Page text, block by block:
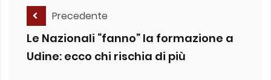
Precedente
Le Nazionali “fanno” la formazione a
Udine: ecco chi rischia di più